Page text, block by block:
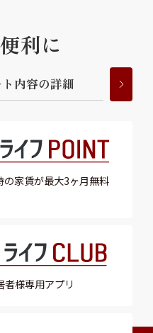
利に
ト 内容の詳細
の家賃が最大3ヶ月無料
者様専用アプリ